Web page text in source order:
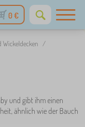
0 €
Wickeldecken
/
und gibt ihm einen
ähnlich wie der Bauch